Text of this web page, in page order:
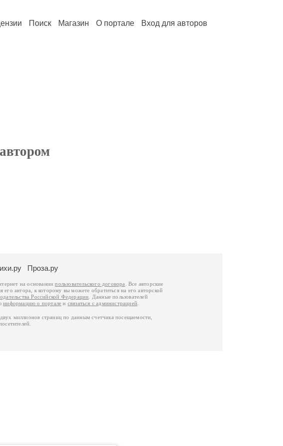
Поиск Магазин О портале Вход для авторов
Проза.ру
на основаниипользовательского договора
. Все авторские
его автора, к которому вы можете обратиться на его авторской
Российской Федерации . Данные пользователей
информацию о портале и связаться с администрацией
миллионов страниц по данным счетчика посещаемости,